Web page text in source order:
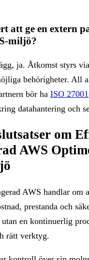
att ge en extern
miljö?
ja. Åtkomst styrs
behörigheter. All
bör ha ISO 27001
datahantering och
om
AWS
AWS handlar om
prestanda och
utan en kontinuerlig
rätt verktyg.